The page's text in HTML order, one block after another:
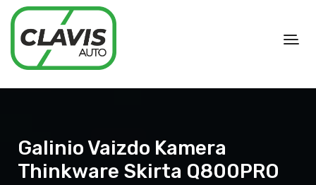
Galinio Vaizdo Kamera
Thinkware Skirta Q800PRO